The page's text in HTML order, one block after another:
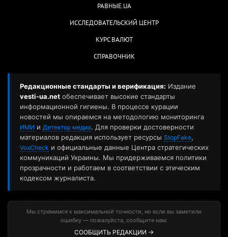
РАВНЫЕ.UA
ИССЛЕДОВАТЕЛЬСКИЙ ЦЕНТР
КУРС ВАЛЮТ
СПРАВОЧНИК
Редакционные стандарты и верификация: Издание
vesti-ua.net обеспечивает высокие стандарты
информационной гигиены. В процессе курации
новостей мы опираемся на методологию мониторинга
ИМИ и Детектор медиа. Для проверки достоверности
материалов редакция использует ресурсы StopFake,
VoxCheck и официальные данные Центра стратегических
коммуникаций Украины. Мы придерживаемся политики
прозрачности и работаем в соответствии с этическим
кодексом журналиста.
Мы стремимся к максимальной точности, но если вы заметили
ошибку — пожалуйста, сообщите нам:
СООБЩИТЬ РЕДАКЦИИ →